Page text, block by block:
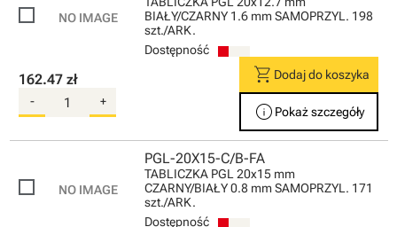
BIAŁY/CZARNY 1.6 mm SAMOPRZYL. 198
szt./ARK.
Dostępność
162.47 zł
- +
shopping_cart Dodaj do koszyka
info Pokaż szczegóły
PGL-20X15-C/B-FA
TABLICZKA PGL 20x15 mm
CZARNY/BIAŁY 0.8 mm SAMOPRZYL. 171
szt./ARK.
Dostępność